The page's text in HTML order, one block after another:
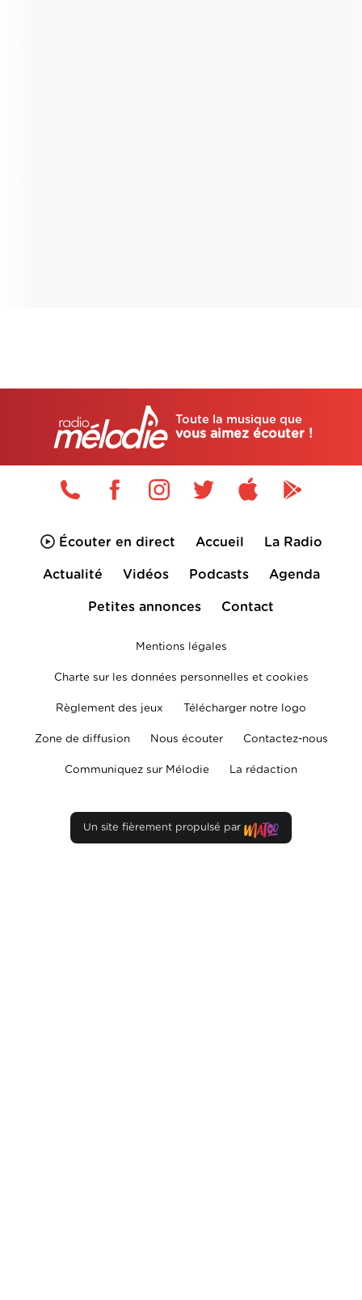
Toute la musique que
vous aimez écouter !
Écouter en direct Accueil La Radio
Actualité Vidéos Podcasts Agenda
Petites annonces Contact
Mentions légales
Charte sur les données personnelles et cookies
Règlement des jeux Télécharger notre logo
Zone de diffusion Nous écouter Contactez-nous
Communiquez sur Mélodie La rédaction
Un site fièrement propulsé par